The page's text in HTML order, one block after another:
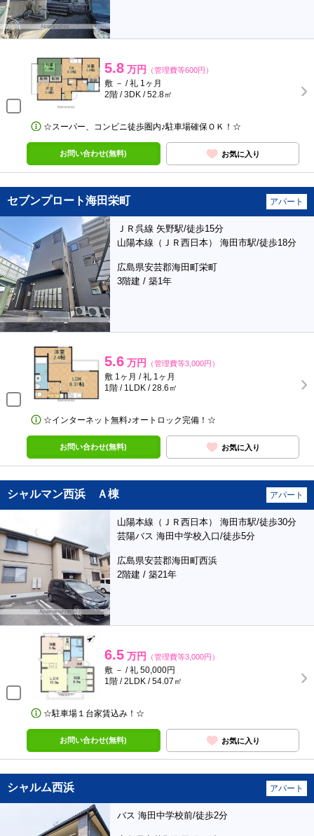
5.8 万円 （管理費等600円）
敷 － / 礼 1ヶ月
2階 / 3DK / 52.8㎡
☆スーパー、コンビニ徒歩圏内♪駐車場確保ＯＫ！☆
お問い合わせ(無料) お気に入り
セブンプロート海田栄町 アパート
ＪＲ呉線 矢野駅/徒歩15分
山陽本線（ＪＲ西日本） 海田市駅/徒歩18分
広島県安芸郡海田町栄町
3階建 / 築1年
5.6 万円 （管理費等3,000円）
敷 1ヶ月 / 礼 1ヶ月
1階 / 1LDK / 28.6㎡
☆インターネット無料♪オートロック完備！☆
お問い合わせ(無料) お気に入り
シャルマン西浜 Ａ棟 アパート
山陽本線（ＪＲ西日本） 海田市駅/徒歩30分
芸陽バス 海田中学校入口/徒歩5分
広島県安芸郡海田町西浜
2階建 / 築21年
6.5 万円 （管理費等3,000円）
敷 － / 礼 50,000円
1階 / 2LDK / 54.07㎡
☆駐車場１台家賃込み！☆
お問い合わせ(無料) お気に入り
シャルム西浜 アパート
バス 海田中学校前/徒歩2分